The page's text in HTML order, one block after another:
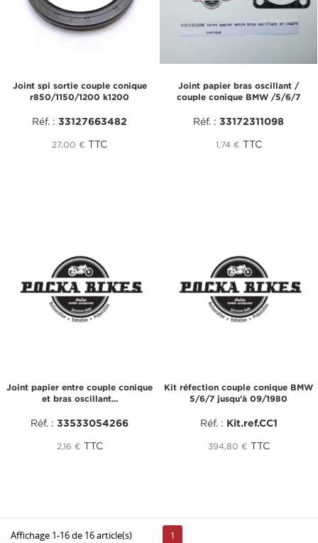
Joint spi sortie couple conique
r850/1150/1200 k1200
Réf. : 33127663482
27,00 € TTC
Joint papier bras oscillant /
couple conique BMW /5/6/7
Réf. : 33172311098
1,74 € TTC
Joint papier entre couple conique
et bras oscillant...
Réf. : 33533054266
2,16 € TTC
Kit réfection couple conique BMW
5/6/7 jusqu'à 09/1980
Réf. : Kit.ref.CC1
394,80 € TTC
Affichage 1-16 de 16 article(s) 1